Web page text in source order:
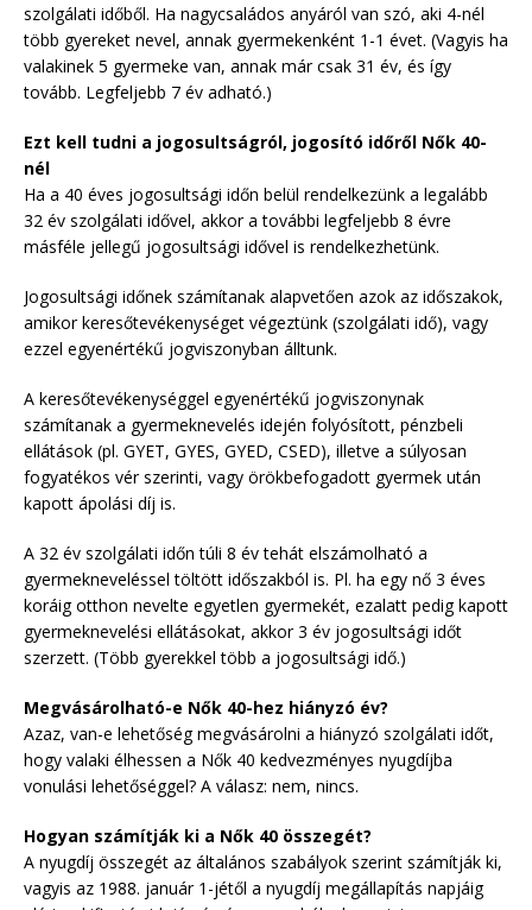
szolgálati időből. Ha nagycsaládos anyáról van szó, aki 4-nél
több gyereket nevel, annak gyermekenként 1-1 évet. (Vagyis ha
valakinek 5 gyermeke van, annak már csak 31 év, és így
tovább. Legfeljebb 7 év adható.)
Ezt kell tudni a jogosultságról, jogosító időről Nők 40-
nél
Ha a 40 éves jogosultsági időn belül rendelkezünk a legalább
32 év szolgálati idővel, akkor a további legfeljebb 8 évre
másféle jellegű jogosultsági idővel is rendelkezhetünk.
Jogosultsági időnek számítanak alapvetően azok az időszakok,
amikor keresőtevékenységet végeztünk (szolgálati idő), vagy
ezzel egyenértékű jogviszonyban álltunk.
A keresőtevékenységgel egyenértékű jogviszonynak
számítanak a gyermeknevelés idején folyósított, pénzbeli
ellátások (pl. GYET, GYES, GYED, CSED), illetve a súlyosan
fogyatékos vér szerinti, vagy örökbefogadott gyermek után
kapott ápolási díj is.
A 32 év szolgálati időn túli 8 év tehát elszámolható a
gyermekneveléssel töltött időszakból is. Pl. ha egy nő 3 éves
koráig otthon nevelte egyetlen gyermekét, ezalatt pedig kapott
gyermeknevelési ellátásokat, akkor 3 év jogosultsági időt
szerzett. (Több gyerekkel több a jogosultsági idő.)
Megvásárolható-e Nők 40-hez hiányzó év?
Azaz, van-e lehetőség megvásárolni a hiányzó szolgálati időt,
hogy valaki élhessen a Nők 40 kedvezményes nyugdíjba
vonulási lehetőséggel? A válasz: nem, nincs.
Hogyan számítják ki a Nők 40 összegét?
A nyugdíj összegét az általános szabályok szerint számítják ki,
vagyis az 1988. január 1-jétől a nyugdíj megállapítás napjáig